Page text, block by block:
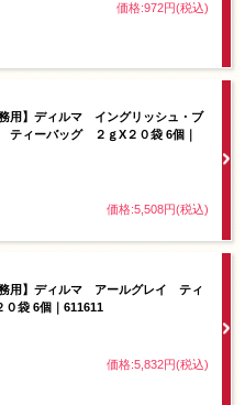
価格:972円(税込)
務用】ディルマ イングリッシュ・ブ
ティーバッグ ２ｇX２０袋 6個｜
価格:5,508円(税込)
務用】ディルマ アールグレイ ティ
袋 6個｜611611
価格:5,832円(税込)